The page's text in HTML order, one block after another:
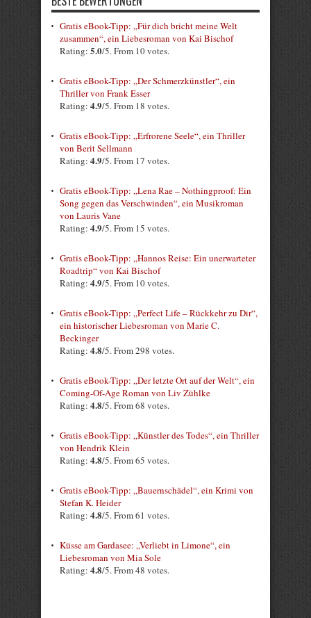
Gratis eBook-Tipp: „Für dich bricht meine Welt
zusammen“, ein Liebesroman von Kai Bischof
Rating: 5.0/5. From 10 votes.
Gratis eBook-Tipp: „Der Schmerzkünstler“, ein
Thriller von Frank Esser
Rating: 4.9/5. From 18 votes.
Gratis eBook-Tipp: „Erfrorene Seele“, ein Thriller
von Berit Sellmann
Rating: 4.9/5. From 17 votes.
Gratis eBook-Tipp: „Lena Rae – Nothingproof: Ein
Song gegen das Verschwinden“, ein Musikroman
von Lauris Vane
Rating: 4.9/5. From 15 votes.
Gratis eBook-Tipp: „Hannos Reise: Ein unerwarteter
Roadtrip“ von Kai Bischof
Rating: 4.9/5. From 10 votes.
Gratis eBook-Tipp: „Perfect Life – Rückkehr zu Dir“,
ein historischer Liebesroman von Marie C.
Beckinger
Rating: 4.8/5. From 298 votes.
Gratis eBook-Tipp: „Der letzte Ort auf der Welt“, ein
Coming-Of-Age Roman von Liv Zühlke
Rating: 4.8/5. From 68 votes.
Gratis eBook-Tipp: „Künstler des Todes“, ein Thriller
von Hendrik Klein
Rating: 4.8/5. From 65 votes.
Gratis eBook-Tipp: „Bauernschädel“, ein Krimi von
Stefan K. Heider
Rating: 4.8/5. From 61 votes.
Küsse am Gardasee: „Verliebt in Limone“, ein
Liebesroman von Mia Sole
Rating: 4.8/5. From 48 votes.